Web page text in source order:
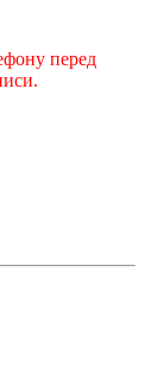
перед